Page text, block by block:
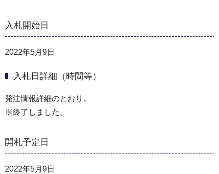
入札開始日
2022年5月9日
入札日詳細（時間等）
発注情報詳細のとおり。
※終了しました。
開札予定日
2022年5月9日